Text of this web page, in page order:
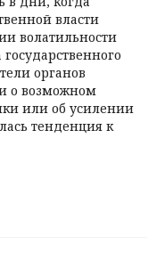
власти
волатильности
органов
о возможном
или об усилении
тенденция к